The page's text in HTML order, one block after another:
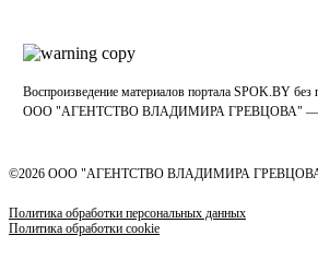
Воспроизведение материалов портала SPOK.BY без
OOO "АГЕНТСТВО ВЛАДИМИРА ГРЕВЦОВА" —
©2026 ООО "АГЕНТСТВО ВЛАДИМИРА ГРЕВЦОВА"
Политика обработки персональных данных
Политика обработки cookie